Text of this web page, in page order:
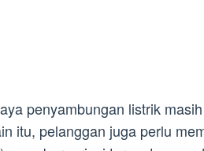
penyambungan listrik
itu, pelanggan juga perlu